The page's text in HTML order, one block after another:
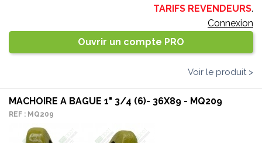
TARIFS REVENDEURS.
Connexion
Ouvrir un compte PRO
Voir le produit >
MACHOIRE A BAGUE 1" 3/4 (6)- 36X89 - MQ209
REF : MQ209